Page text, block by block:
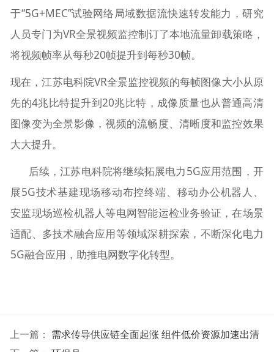
于“5G+MEC”试验网络局域数据流快速转发能力，研究
人员专门为VR全景视频监控制订了本地流量卸载策略，
将视频帧率从每秒20帧提升到每秒30帧。
现在，江苏电科院VR全景监控视频的每帧图像大小从原
先的4兆比特提升到20兆比特，成像质量也从普通高清
图像变为全景影像，视频的流畅度、清晰度和监控效果
大大提升。
后续，江苏电科院将继续拓展电力5G应用范围，开
展5G技术基建现场移动布控终端、移动办公机器人、
安监现场巡检机器人等电网智能运检业务验证，在场景
适配、多技术融合应用等领域深耕探索，不断深化电力
5G融合应用，助推电网数字化转型。
上一篇： 需求传导供应链全面起涨 组件低价资源加速出清